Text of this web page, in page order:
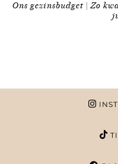
Ons gezinsbudget | Zo